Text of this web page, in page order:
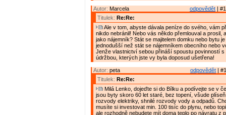
odpovědět |
Autor: Marcela
Titulek: Re:Re:
Ale v tom, abyste dávala peníze do svého, vám
nikdo nebránil! Nebo vás někdo přemlouval a prosil,
jako nájemník? Stát se majitelem domku nebo bytu
jednodušší než stát se nájemníkem obecního nebo
Jenže vlastnictví sebou přináší spoustu povinností s
údržbou, kterých jste vy byla doposud ušetřena!
odpovědět |
Autor: peta
Titulek: Re:Re:
Milá Lenko, dojeďte si do Bílku a podívejte se v
jsou byty skoro 60 let staré, bez topení, všude
rozvody elektriky, shnilé rozvody vody a odpadů.
musíte si investovat min. 100 tisíc do plynu, nebo
ale rozhodně nebudete mít doma teplo po návratu z